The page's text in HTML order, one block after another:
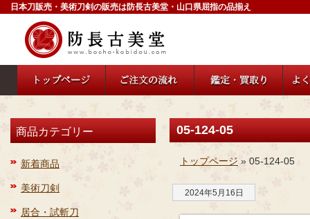
日本刀販売・美術刀剣の販売は防長古美堂・山口県屈指の品揃え
商品カテゴリー
新着商品
美術刀剣
居合・試斬刀
05-124-05
トップページ » 05-124-05
2024年5月16日